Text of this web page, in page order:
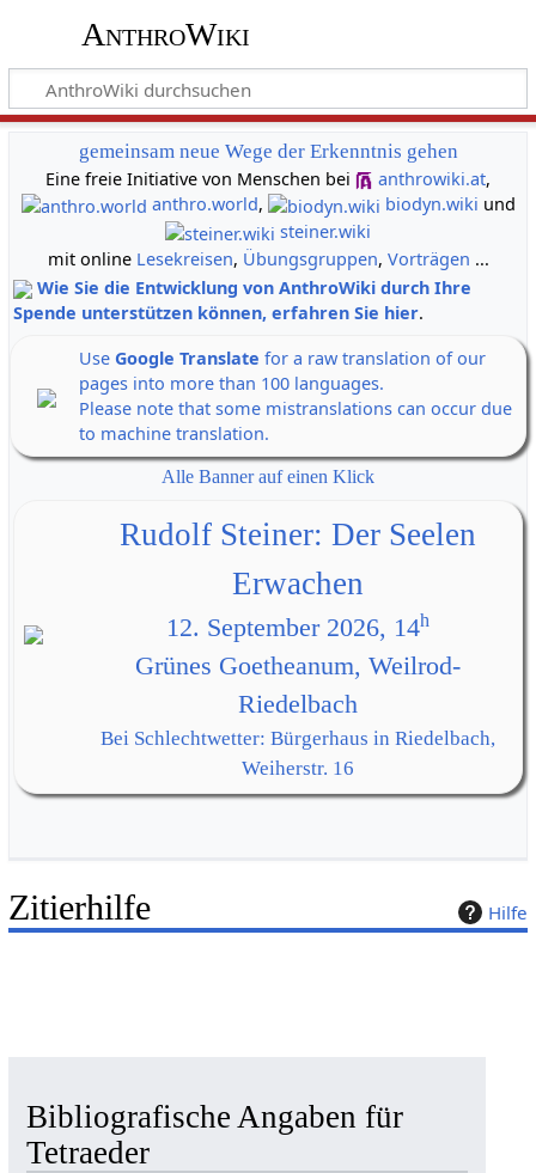
AnthroWiki
gemeinsam neue Wege der Erkenntnis gehen
Eine freie Initiative von Menschen bei
anthrowiki.at,
anthro.world, biodyn.wiki und
steiner.wiki
mit online Lesekreisen, Übungsgruppen, Vorträgen ...
Wie Sie die Entwicklung von AnthroWiki durch Ihre
Spende unterstützen können, erfahren Sie hier.
Use Google Translate for a raw translation of our
pages into more than 100 languages.
Please note that some mistranslations can occur due
to machine translation.
Alle Banner auf einen Klick
Rudolf Steiner: Der Seelen
Erwachen
12. September 2026, 14h
Grünes Goetheanum, Weilrod-
Riedelbach
Bei Schlechtwetter: Bürgerhaus in Riedelbach,
Weiherstr. 16
Hilfe
Zitierhilfe
Bibliografische Angaben für
Tetraeder